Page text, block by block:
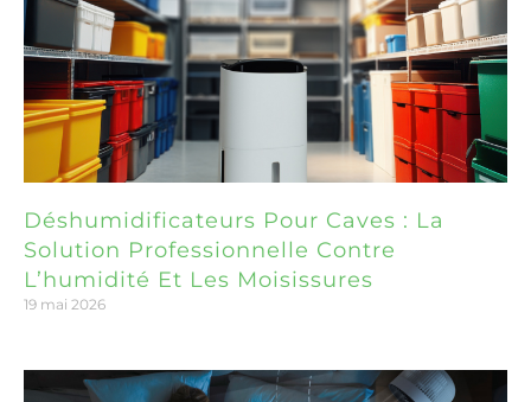
Déshumidificateurs Pour Caves : La
Solution Professionnelle Contre
L’humidité Et Les Moisissures
19 mai 2026